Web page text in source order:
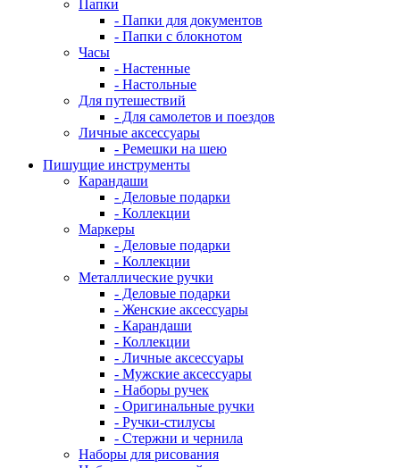
Папки
- Папки для документов
- Папки с блокнотом
Часы
- Настенные
- Настольные
Для путешествий
- Для самолетов и поездов
Личные аксессуары
- Ремешки на шею
Пишущие инструменты
Карандаши
- Деловые подарки
- Коллекции
Маркеры
- Деловые подарки
- Коллекции
Металлические ручки
- Деловые подарки
- Женские аксессуары
- Карандаши
- Коллекции
- Личные аксессуары
- Мужские аксессуары
- Наборы ручек
- Оригинальные ручки
- Ручки-стилусы
- Стержни и чернила
Наборы для рисования